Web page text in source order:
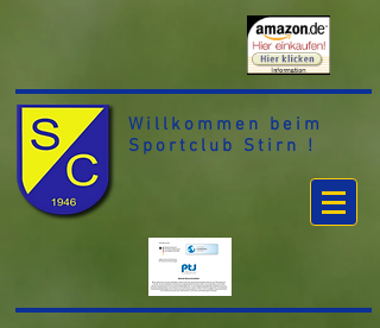
Willkommen beim
Sportclub Stirn !